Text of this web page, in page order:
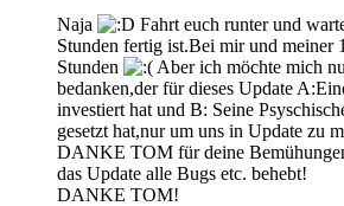
Naja
Fahrt euch runter und
Stunden fertig ist.Bei mir und meiner
Stunden
Aber ich möchte mich
bedanken,der für dieses Update
investiert hat und B: Seine
gesetzt hat,nur um uns in Update zu
DANKE TOM für deine
das Update alle Bugs etc. behebt!
DANKE TOM!